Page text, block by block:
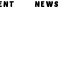
NEWS